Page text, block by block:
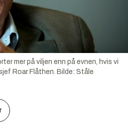
mer på viljen enn på evnen, hvis vi
Roar Flåthen. Bilde: Ståle